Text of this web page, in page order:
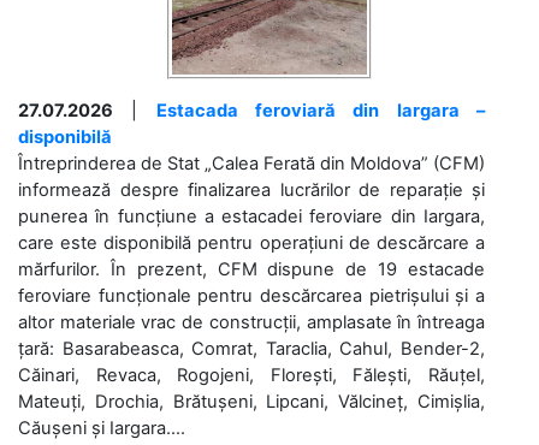
27.07.2026
Estacada feroviară din Iargara –
disponibilă
Întreprinderea de Stat „Calea Ferată din Moldova” (CFM)
informează despre finalizarea lucrărilor de reparație și
punerea în funcțiune a estacadei feroviare din Iargara,
care este disponibilă pentru operațiuni de descărcare a
mărfurilor. În prezent, CFM dispune de 19 estacade
feroviare funcționale pentru descărcarea pietrișului și a
altor materiale vrac de construcții, amplasate în întreaga
țară: Basarabeasca, Comrat, Taraclia, Cahul, Bender-2,
Căinari, Revaca, Rogojeni, Florești, Fălești, Răuțel,
Mateuți, Drochia, Brătușeni, Lipcani, Vălcineț, Cimișlia,
Căușeni și Iargara....